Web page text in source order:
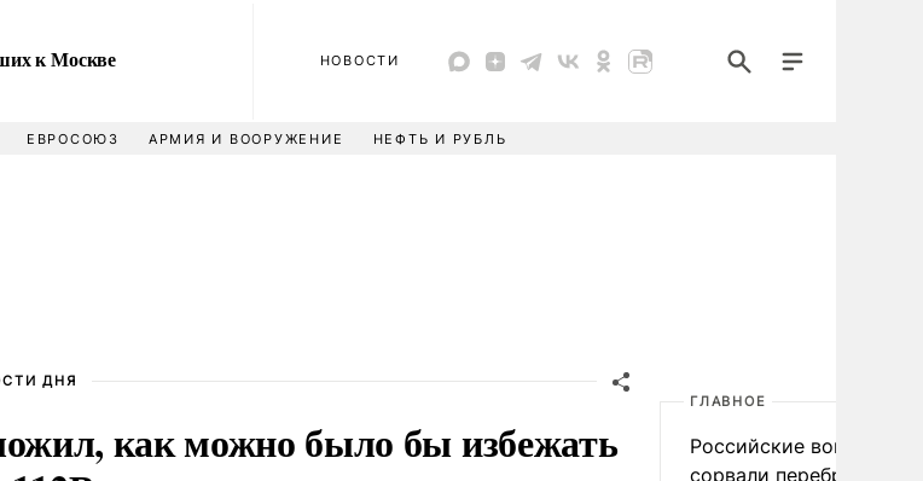
к Москве
НОВОСТИ
ЕВРОСОЮЗ АРМИЯ И ВООРУЖЕНИЕ НЕФТЬ И РУБЛЬ
ДНЯ
как можно было бы избежать
ГЛАВНОЕ
Российские войска
сорвали переброску